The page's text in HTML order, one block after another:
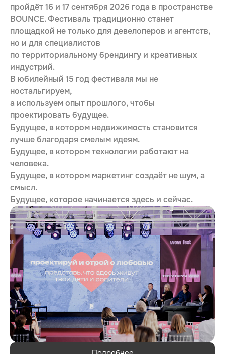
пройдёт 16 и 17 сентября 2026 года в пространстве
BOUNCE. Фестиваль традиционно станет
площадкой не только для девелоперов и агентств,
но и для специалистов
по территориальному брендингу и креативных
индустрий.
В юбилейный 15 год фестиваля мы не
ностальгируем,
а используем опыт прошлого, чтобы
проектировать будущее.
Будущее, в котором недвижимость становится
лучше благодаря смелым идеям.
Будущее, в котором технологии работают на
человека.
Будущее, в котором маркетинг создаёт не шум, а
смысл.
Будущее, которое начинается здесь и сейчас.
11.05.2023
ИДЕТ ПРИЕМ ЗАЯВОК НА
WOW AWARDS 2023.
СТОИМОСТЬ ПОДАЧИ
КАК ПРАВИЛЬНО ПОДАТЬ
ЗАЯВКУ НА WOW AWARDS
2023
12.05.2023
КАТЕГОРИЯ «POS-
МАТЕРИАЛЫ»: ВЫБЕРЕМ
ЛУЧШИХ ИЗ ЛУЧШИХ
16.05.2023
WOW FEST —
МЕЖДУНАРОДНЫЙ
ФЕСТИВАЛЬ МАРКЕТИНГА
И КРЕАТИВА В
НЕДВИЖИМОСТИ
Смотреть все новости